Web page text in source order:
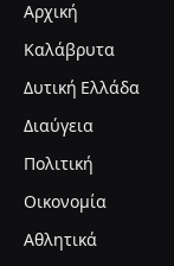
Αρχική
Καλάβρυτα
Δυτική Ελλάδα
Διαύγεια
Πολιτική
Οικονομία
Αθλητικά